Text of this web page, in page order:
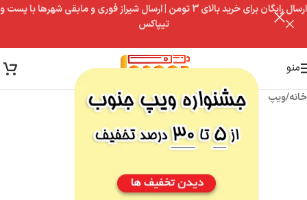
ارسال رایگان برای خرید بالای 3 تومن | ارسال شیراز فوری و مابقی شهرها با پست و
تیپاکس
منو
خانه/ویپ